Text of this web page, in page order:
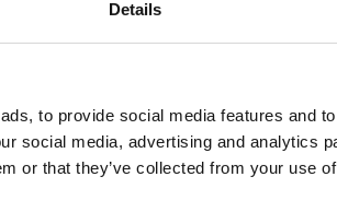
Details
to provide social media features and
social media, advertising and analytics
or that they’ve collected from your use